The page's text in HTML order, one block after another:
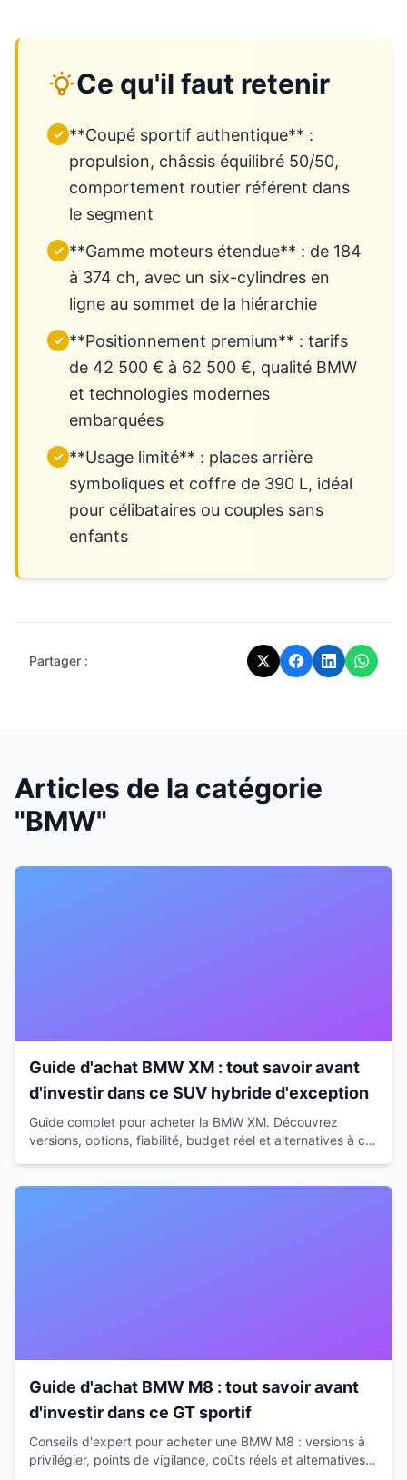
Ce qu'il faut retenir
✓ **Coupé sportif authentique** :
propulsion, châssis équilibré 50/50,
comportement routier référent dans
le segment
✓ **Gamme moteurs étendue** : de 184
à 374 ch, avec un six-cylindres en
ligne au sommet de la hiérarchie
✓ **Positionnement premium** : tarifs
de 42 500 € à 62 500 €, qualité BMW
et technologies modernes
embarquées
✓ **Usage limité** : places arrière
symboliques et coffre de 390 L, idéal
pour célibataires ou couples sans
enfants
Partager :
Articles de la catégorie
"BMW"
Guide d'achat BMW XM : tout savoir avant
d'investir dans ce SUV hybride d'exception
Guide complet pour acheter la BMW XM. Découvrez
versions, options, fiabilité, budget réel et alternatives à ce
Guide d'achat BMW M8 : tout savoir avant
d'investir dans ce GT sportif
Conseils d'expert pour acheter une BMW M8 : versions à
privilégier, points de vigilance, coûts réels et alternatives.